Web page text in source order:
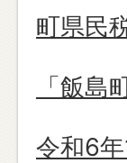
町県民
「飯
令和6